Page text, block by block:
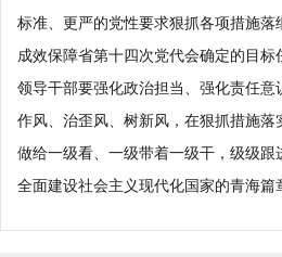
标准、更严的党性要求狠抓各项措施
成效保障省第十四次党代会确定的目
领导干部要强化政治担当、强化责任
作风、治歪风、树新风，在狠抓措施落
做给一级看、一级带着一级干，级级跟
全面建设社会主义现代化国家的青海篇